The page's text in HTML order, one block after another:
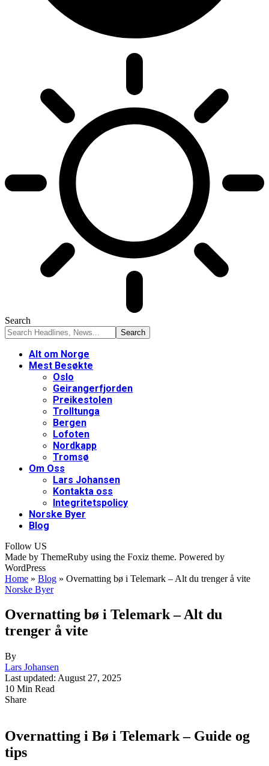
Search
Alt om Norge
Mest Besøkte
Oslo
Geirangerfjorden
Preikestolen
Trolltunga
Bergen
Lofoten
Nordkapp
Tromsø
Om Oss
Lars Johansen
Kontakta oss
Integritetspolicy
Norske Byer
Blog
Follow US
Made by ThemeRuby using the Foxiz theme. Powered by
WordPress
Home » Blog » Overnatting bø i Telemark – Alt du trenger å vite
Norske Byer
Overnatting bø i Telemark – Alt du
trenger å vite
By
Lars Johansen
Last updated: August 27, 2025
10 Min Read
Share
Overnatting i Bø i Telemark – Guide og
tips